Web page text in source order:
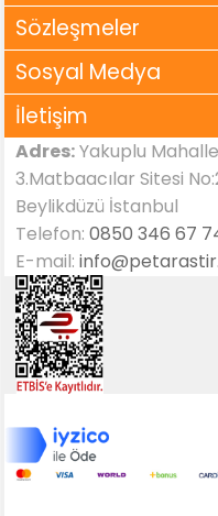
Sözleşmeler
Sosyal Medya
İletişim
Adres:Yakuplu
3.Matbaacılar Sitesi
Beylikdüzü İstanbul
Telefon:0850 346 67
E-mail: